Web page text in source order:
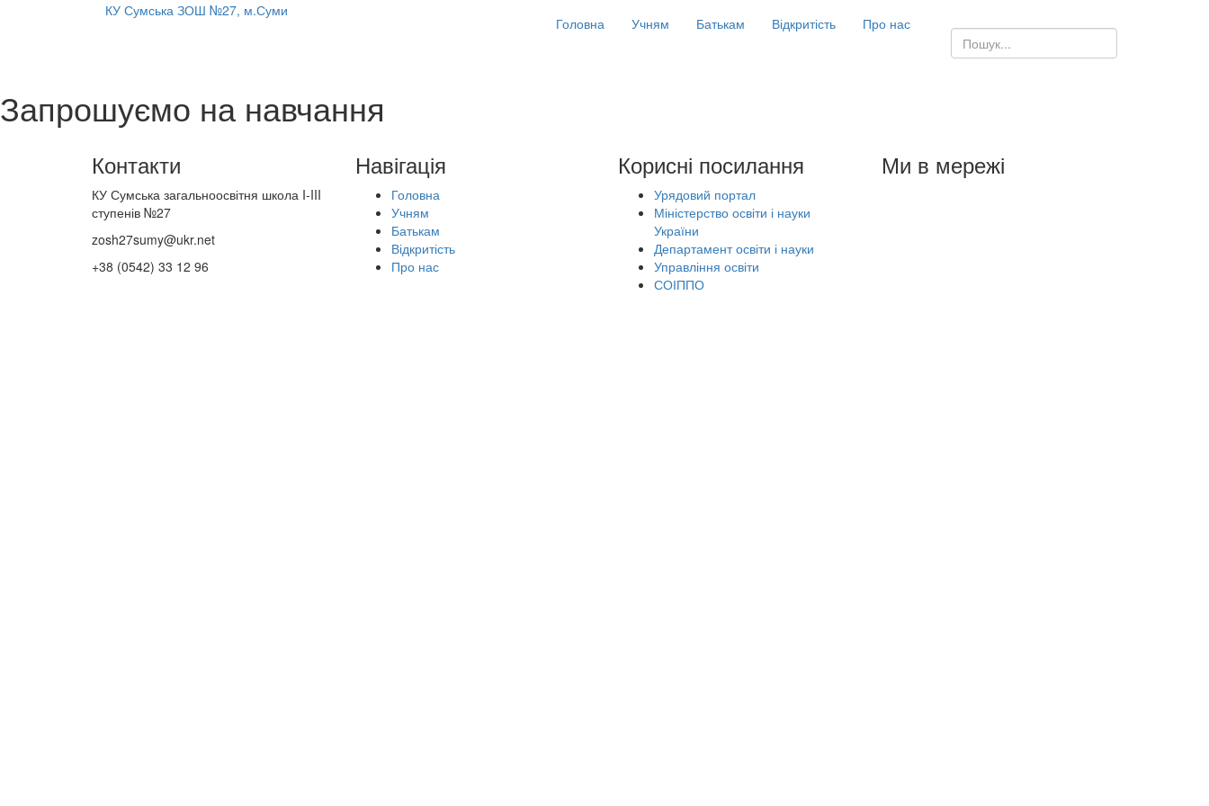
КУ Сумська ЗОШ №27, м.Суми
Головна Учням Батькам Відкритість Про нас
Запрошуємо на навчання
Контакти
КУ Сумська загальноосвітня школа I-III
ступенів №27
zosh27sumy@ukr.net
+38 (0542) 33 12 96
Навігація
Головна
Учням
Батькам
Відкритість
Про нас
Корисні посилання
Урядовий портал
Міністерство освіти і науки
України
Департамент освіти і науки
Управління освіти
СОІППО
Ми в мережі